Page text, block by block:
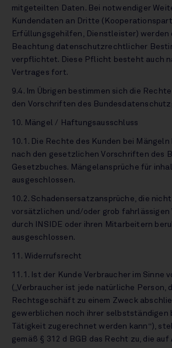
mitgeteilten Daten. Bei notwendiger
Kundendaten an Dritte
Erfüllungsgehilfen, Dienstleister) werden
Beachtung datenschutzrechtlicher
verpflichtet. Diese Pflicht besteht auch
Vertrages fort.
9.4. Im Übrigen bestimmen sich die
den Vorschriften des
10. Mängel / Haftungsausschluss
10.1. Die Rechte des Kunden bei
nach den gesetzlichen Vorschriften des
Gesetzbuches. Mängelansprüche für
ausgeschlossen.
10.2. Schadensersatzansprüche, die
vorsätzlichen und/oder grob
durch INSIDE oder ihren Mitarbeitern
ausgeschlossen.
11. Widerrufsrecht
11.1. Ist der Kunde Verbraucher im Sinne
(„Verbraucher ist jede natürliche Person,
Rechtsgeschäft zu einem Zweck
gewerblichen noch ihrer selbstständigen
Tätigkeit zugerechnet werden kann“),
gemäß § 312 d BGB das Recht zu, die auf